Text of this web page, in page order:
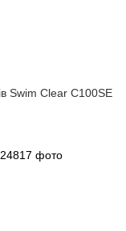
Swim Clear C100SE